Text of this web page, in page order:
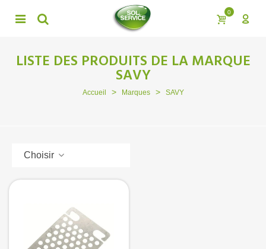
0
LISTE DES PRODUITS DE LA MARQUE
SAVY
Accueil > Marques > SAVY
Choisir